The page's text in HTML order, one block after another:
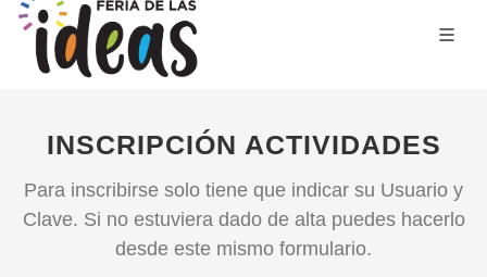
INSCRIPCIÓN ACTIVIDADES
Para inscribirse solo tiene que indicar su Usuario y
Clave. Si no estuviera dado de alta puedes hacerlo
desde este mismo formulario.